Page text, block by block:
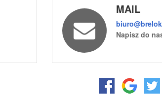
MAIL
Napisz do